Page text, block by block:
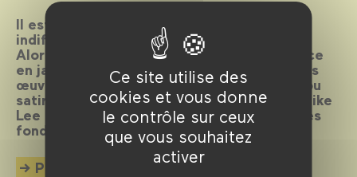
Ce site utilise des
cookies et vous donne
le contrôle sur ceux
que vous souhaitez
activer
Il est des cinéastes qui ne laissent pas
indifférents, et Oliver Stone en fait partie.
Alors qu’il nous fait l’honneur de sa présence
en janvier, son cinéma résonne avec d’autres
œuvres offrant une vision lyrique, critique ou
satirique des États-Unis. De John Ford à Spike
Lee ou à Michael Mann, explorons les mythes
fondateurs de l’imaginaire américain.
Plus d'info